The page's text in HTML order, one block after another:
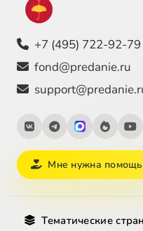
+7 (495) 722-92-79
fond@predanie.ru
Мне нужна помощь
Тематические